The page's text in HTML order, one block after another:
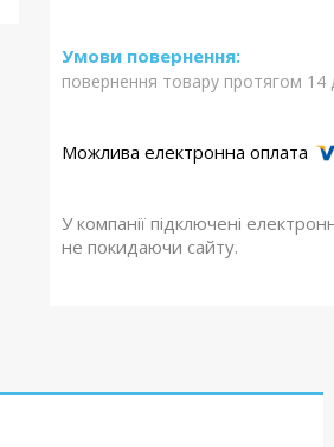
повернення товару протягом 14
У компанії підключені
не покидаючи сайту.